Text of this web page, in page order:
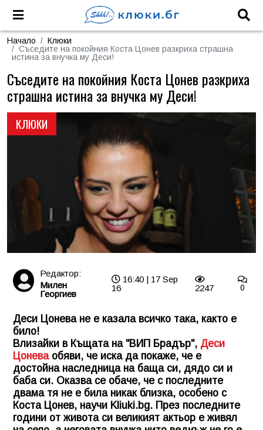
Начало
Клюки
Съседите на покойния Коста Цонев разкриха страшна
истина за внучка му Деси!
КЛЮКИ
Съседите на покойния Коста Цонев разкриха
страшна истина за внучка му Деси!
Редактор:
Милен
Георгиев
16:40 | 17 Sep
16
2247 0
Деси Цонева не е казала всичко така, както е
било!
Влизайки в Къщата на "ВИП Брадър", Деси
Цоневаобяви, че иска да покаже, че е
достойна наследница на баща си, дядо си и
баба си. Оказва се обаче, че с последните
двама тя не е била никак близка, особено с
Коста Цонев, научи Kliuki.bg. През последните
години от живота си великият актьор е живял